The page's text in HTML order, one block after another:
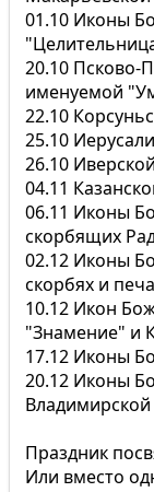
01.10 Иконы
20.10 Псково-
именуемой
22.10
25.10
26.10
04.11
06.11 Иконы
скорбящих
02.12 Иконы
скорбях и
10.12 Икон
"Знамение" и
17.12 Иконы
20.12 Иконы
Владимирской
Праздник
Или вместо